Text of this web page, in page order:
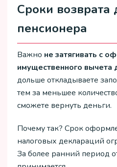
Сроки возврата
пенсионера
Важно не затягивать с
имущественного вычета
дольше откладываете
тем за меньшее
сможете вернуть деньги.
Почему так? Срок
налоговых деклараций
За более ранний период